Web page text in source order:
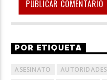
POR ETIQUETA
ASESINATO AUTORIDADES